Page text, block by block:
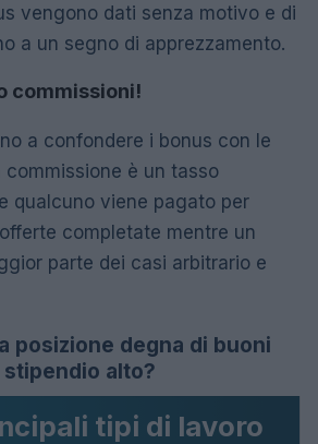
vengono dati senza motivo e di
a un segno di apprezzamento.
commissioni!
a confondere i bonus con le
commissione è un tasso
qualcuno viene pagato per
completate mentre un
parte dei casi arbitrario e
posizione degna di buoni
alto?
tipi di lavoro